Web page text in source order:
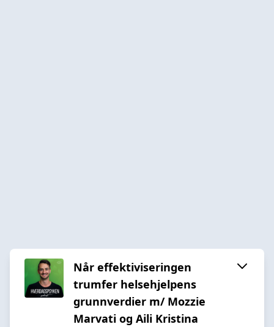
Når effektiviseringen
trumfer helsehjelpens
grunnverdier m/ Mozzie
Marvati og Aili Kristina